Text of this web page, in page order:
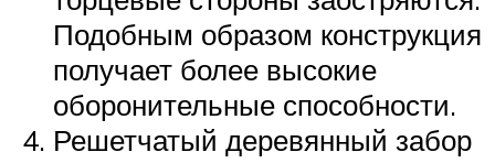
Подобным образом конструкция
получает более высокие
оборонительные способности.
Решетчатый деревянный забор